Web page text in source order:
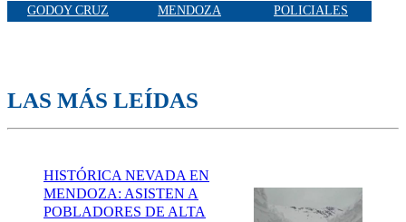
GODOY CRUZ MENDOZA POLICIALES
LAS MÁS LEÍDAS
HISTÓRICA NEVADA EN
MENDOZA: ASISTEN A
POBLADORES DE ALTA